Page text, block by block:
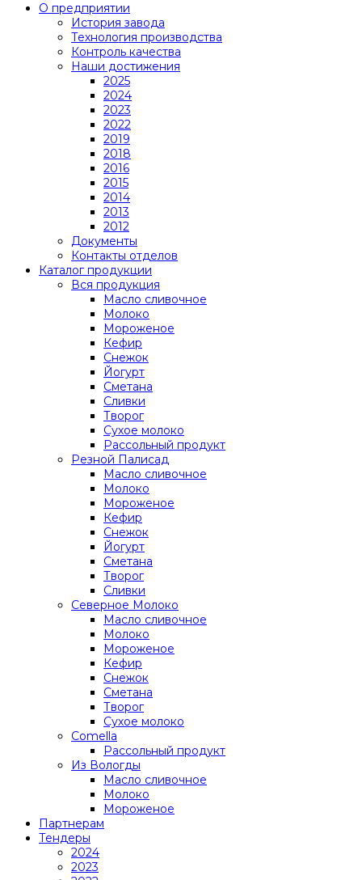
О предприятии
История завода
Технология производства
Контроль качества
Наши достижения
2025
2024
2023
2022
2019
2018
2016
2015
2014
2013
2012
Документы
Контакты отделов
Каталог продукции
Вся продукция
Масло сливочное
Молоко
Мороженое
Кефир
Снежок
Йогурт
Сметана
Сливки
Творог
Сухое молоко
Рассольный продукт
Резной Палисад
Масло сливочное
Молоко
Мороженое
Кефир
Снежок
Йогурт
Сметана
Творог
Сливки
Северное Молоко
Масло сливочное
Молоко
Мороженое
Кефир
Снежок
Сметана
Творог
Сухое молоко
Comеlla
Рассольный продукт
Из Вологды
Масло сливочное
Молоко
Мороженое
Партнерам
Тендеры
2024
2023